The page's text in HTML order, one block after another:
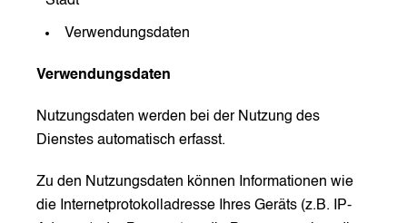
Verwendungsdaten
Verwendungsdaten
Nutzungsdaten werden bei der Nutzung des
Dienstes automatisch erfasst.
Zu den Nutzungsdaten können Informationen wie
die Internetprotokolladresse Ihres Geräts (z.B. IP-